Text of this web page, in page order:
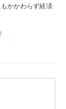
かかわらず経済